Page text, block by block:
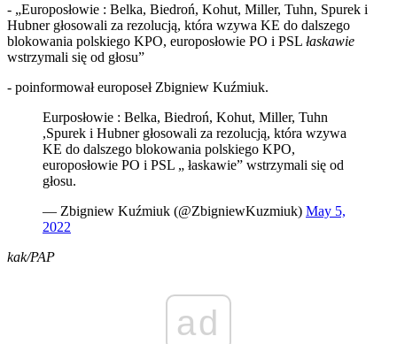
- „Europosłowie : Belka, Biedroń, Kohut, Miller, Tuhn, Spurek i
Hubner głosowali za rezolucją, która wzywa KE do dalszego
blokowania polskiego KPO, europosłowie PO i PSL łaskawie
wstrzymali się od głosu”
- poinformował europoseł Zbigniew Kuźmiuk.
Eurposłowie : Belka, Biedroń, Kohut, Miller, Tuhn
,Spurek i Hubner głosowali za rezolucją, która wzywa
KE do dalszego blokowania polskiego KPO,
europosłowie PO i PSL „ łaskawie” wstrzymali się od
głosu.
— Zbigniew Kuźmiuk (@ZbigniewKuzmiuk) May 5,
2022
kak/PAP
ad